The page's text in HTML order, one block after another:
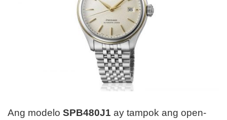
Ang modelo SPB480J1 ay tampok ang open-